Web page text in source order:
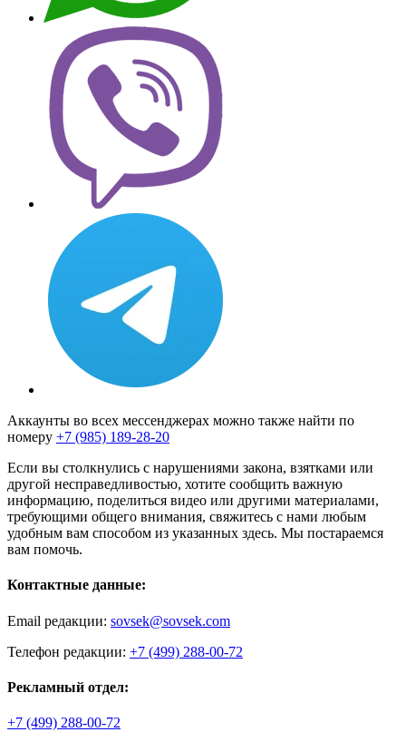
Аккаунты во всех мессенджерах можно также найти по
номеру +7 (985) 189-28-20
Если вы столкнулись с нарушениями закона, взятками или
другой несправедливостью, хотите сообщить важную
информацию, поделиться видео или другими материалами,
требующими общего внимания, свяжитесь с нами любым
удобным вам способом из указанных здесь. Мы постараемся
вам помочь.
Контактные данные:
Email редакции: sovsek@sovsek.com
Телефон редакции: +7 (499) 288-00-72
Рекламный отдел:
+7 (499) 288-00-72